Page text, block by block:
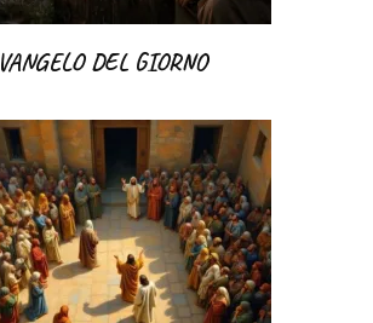
VANGELO DEL GIORNO